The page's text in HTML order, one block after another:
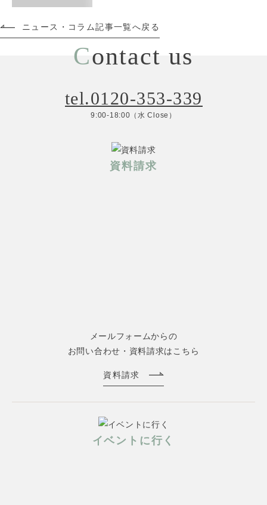
ニュース・コラム記事一覧へ戻る
Contact us
tel.0120-353-339
9:00-18:00（水 Close）
資料請求
メールフォームからの
お問い合わせ・資料請求はこちら
資料請求
イベントに行く